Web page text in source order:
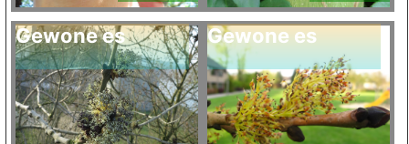
Gewone es Gewone es